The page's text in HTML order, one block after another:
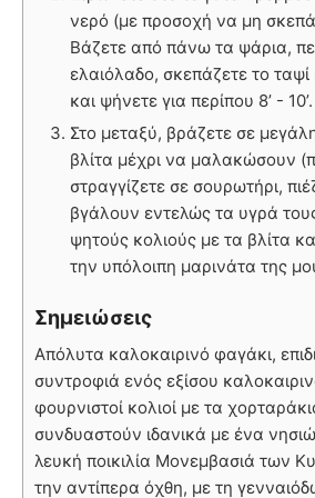
νερό (με προσοχή να μη
Βάζετε από πάνω τα ψάρια,
ελαιόλαδο, σκεπάζετε το
και ψήνετε για περίπου 8’ - 10’.
Στο μεταξύ, βράζετε σε
βλίτα μέχρι να μαλακώσουν
στραγγίζετε σε σουρωτήρι,
βγάλουν εντελώς τα υγρά
ψητούς κολιούς με τα βλίτα
την υπόλοιπη μαρινάτα της
Σημειώσεις
Απόλυτα καλοκαιρινό φαγάκι,
συντροφιά ενός εξίσου
φουρνιστοί κολιοί με τα
συνδυαστούν ιδανικά με ένα
λευκή ποικιλία Μονεμβασιά των
την αντίπερα όχθη, με τη